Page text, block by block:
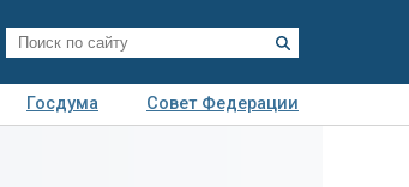
Госдума
Совет Федерации